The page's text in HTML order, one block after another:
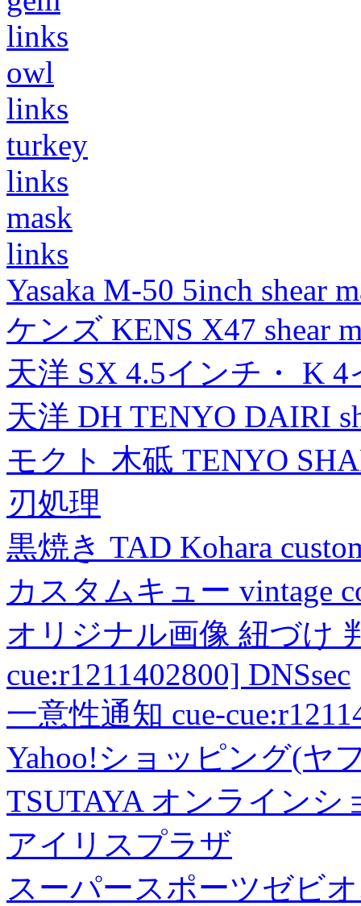
links
owl
links
turkey
links
mask
links
Yasaka M-50 5inch shear
ケンズ KENS X47 shear
天洋 SX 4.5インチ・ K
天洋 DH TENYO DAIRI
モクト 木砥 TENYO
刃処理
黒焼き TAD Kohara
カスタムキュー vintage
オリジナル画像 紐づけ
cue:r1211402800] DNSsec
一意性通知 cue-
Yahoo!ショッピング(ヤ
TSUTAYA オンラインシ
アイリスプラザ
スーパースポーツゼビ